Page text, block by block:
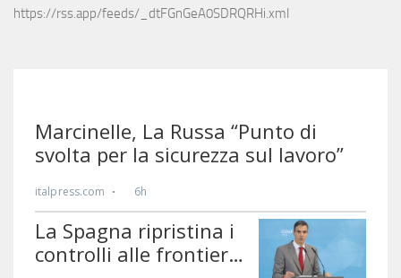
https://rss.app/feeds/_dtFGnGeA0SDRQRHi.xml